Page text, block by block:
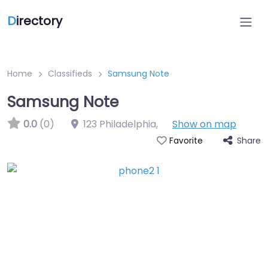
Directory
Home Classifieds Samsung Note
Samsung Note
0.0 (0) 123 Philadelphia, Show on map
Favorite Share